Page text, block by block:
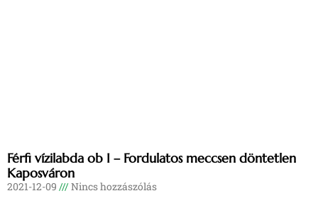
Férfi vízilabda ob I – Fordulatos meccsen döntetlen
Kaposváron
2021-12-09 Nincs hozzászólás